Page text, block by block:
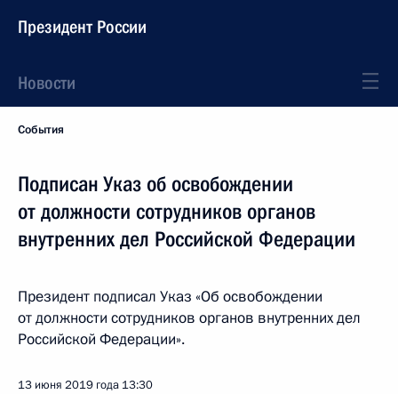
Президент России
Новости
События
Подписан Указ об освобождении
от должности сотрудников органов
внутренних дел Российской Федерации
Президент подписал Указ «Об освобождении
от должности сотрудников органов внутренних дел
Российской Федерации».
13 июня 2019 года 13:30